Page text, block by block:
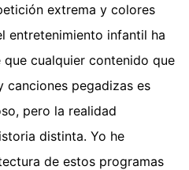
extrema y colores
entretenimiento infantil ha
cualquier contenido que
canciones pegadizas es
pero la realidad
distinta. Yo he
de estos programas